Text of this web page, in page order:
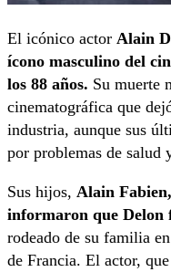
El icónico actor Alain
ícono masculino del
los 88 años. Su muerte
cinematográfica que
industria, aunque sus
por problemas de
Sus hijos, Alain
informaron que Delon
rodeado de su familia
de Francia. El actor,